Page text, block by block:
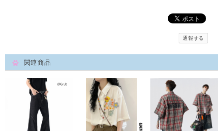
通報する
関連商品